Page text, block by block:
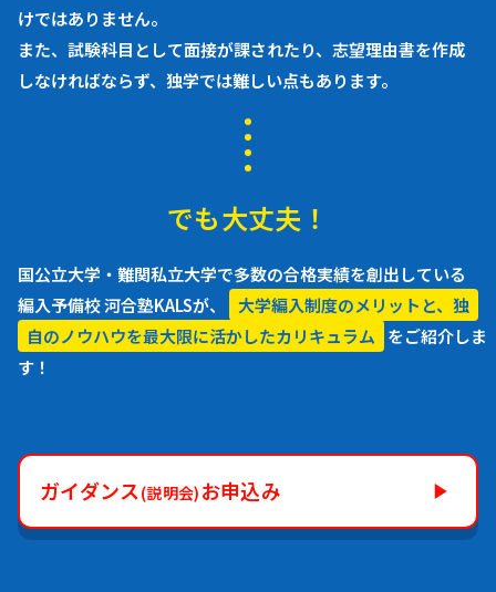
けではありません。
また、試験科目として面接が課されたり、志望理由書を作成
しなければならず、独学では難しい点もあります。
でも大丈夫！
国公立大学・難関私立大学で多数の合格実績を創出している
編入予備校 河合塾KALSが、
大学編入制度のメリットと、独
自のノウハウを最大限に活かしたカリキュラム
をご紹介しま
す！
ガイダンス(説明会) お申込み